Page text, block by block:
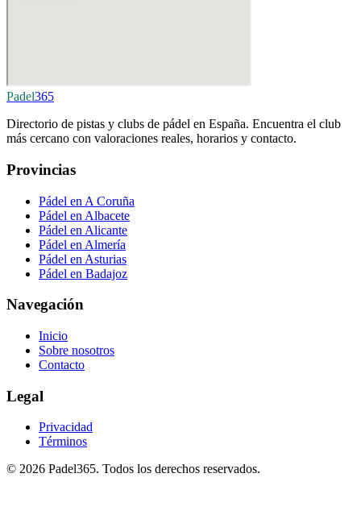
Padel365
Directorio de pistas y clubs de pádel en España. Encuentra el club
más cercano con valoraciones reales, horarios y contacto.
Provincias
Pádel en A Coruña
Pádel en Albacete
Pádel en Alicante
Pádel en Almería
Pádel en Asturias
Pádel en Badajoz
Navegación
Inicio
Sobre nosotros
Contacto
Legal
Privacidad
Términos
© 2026 Padel365. Todos los derechos reservados.